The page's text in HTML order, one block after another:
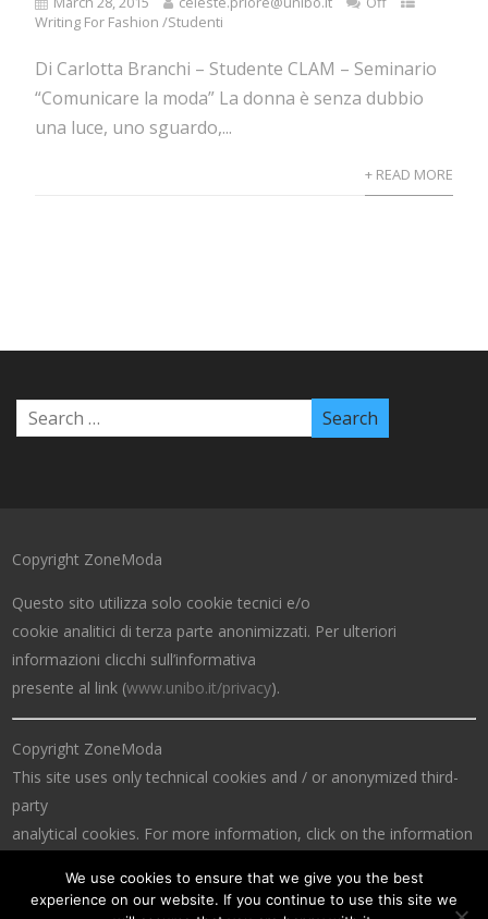
Writing For Fashion /Studenti
Di Carlotta Branchi – Studente CLAM – Seminario
“Comunicare la moda” La donna è senza dubbio
una luce, uno sguardo,...
+ READ MORE
Copyright ZoneModa
Questo sito utilizza solo cookie tecnici e/o
cookie analitici di terza parte anonimizzati. Per ulteriori
informazioni clicchi sull’informativa
presente al link (www.unibo.it/privacy).
Copyright ZoneModa
This site uses only technical cookies and / or anonymized third-
party
analytical cookies. For more information, click on the information
We use cookies to ensure that we give you the best
experience on our website. If you continue to use this site we